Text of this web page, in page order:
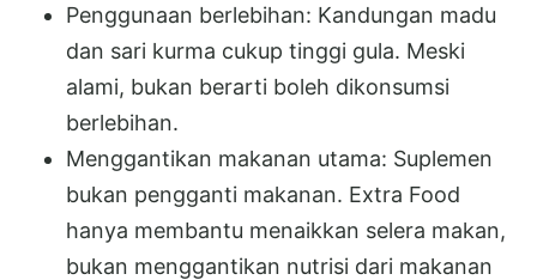
Penggunaan berlebihan: Kandungan madu
dan sari kurma cukup tinggi gula. Meski
alami, bukan berarti boleh dikonsumsi
berlebihan.
Menggantikan makanan utama: Suplemen
bukan pengganti makanan. Extra Food
hanya membantu menaikkan selera makan,
bukan menggantikan nutrisi dari makanan